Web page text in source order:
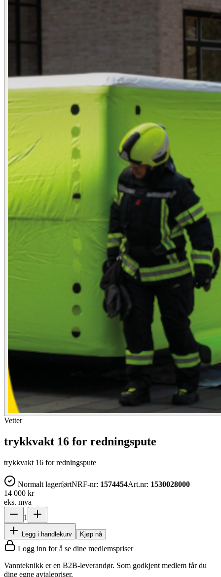
Vetter
trykkvakt 16 for redningspute
trykkvakt 16 for redningspute
Normalt lagerførtNRF-nr: 1574454Art.nr: 1530028000
14 000 kr
eks. mva
1
Legg i handlekurv Kjøp nå
Logg inn for å se dine medlemspriser
Vannteknikk er en B2B-leverandør. Som godkjent medlem får du
dine egne avtalepriser.